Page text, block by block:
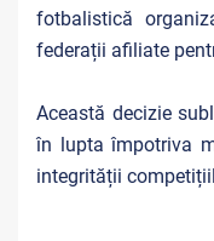
fotbalistică
federații afiliate
Această decizie
în lupta împotriva
integrității